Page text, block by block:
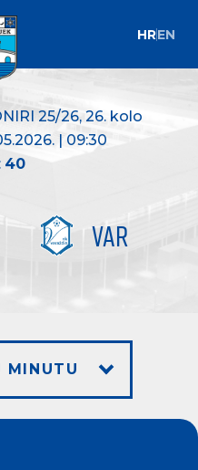
HREN
25/26, 26. kolo
| 09:30
40
VAR
MINUTU